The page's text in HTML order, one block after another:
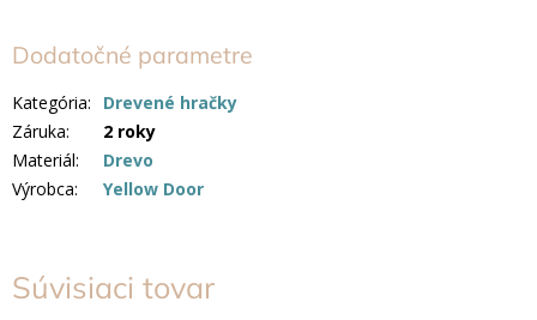
Súvisiaci tovar
Dodatočné parametre
Kategória:
Drevené hračky
Záruka:
2 roky
Materiál:
Drevo
Výrobca: Yellow Door